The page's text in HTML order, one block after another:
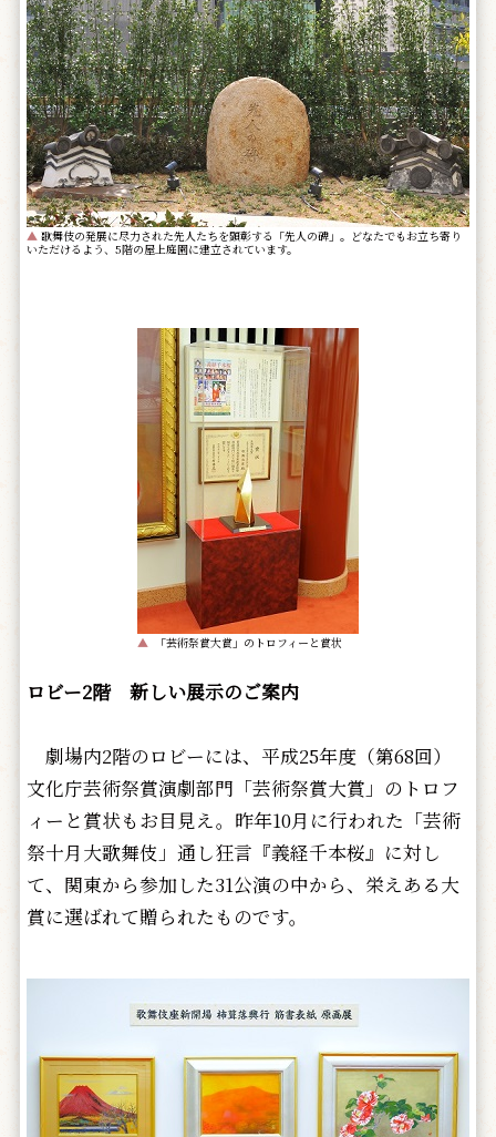
▲ 歌舞伎の発展に尽力された先人たちを顕彰する「先人の碑」。どなたでもお立ち寄り
いただけるよう、5階の屋上庭園に建立されています。
▲ 「芸術祭賞大賞」のトロフィーと賞状
ロビー2階 新しい展示のご案内
劇場内2階のロビーには、平成25年度（第68回）
文化庁芸術祭賞演劇部門「芸術祭賞大賞」のトロフ
ィーと賞状もお目見え。昨年10月に行われた「芸術
祭十月大歌舞伎」通し狂言『義経千本桜』に対し
て、関東から参加した31公演の中から、栄えある大
賞に選ばれて贈られたものです。